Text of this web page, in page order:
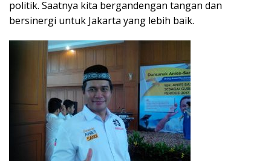
politik. Saatnya kita bergandengan tangan dan
bersinergi untuk Jakarta yang lebih baik.